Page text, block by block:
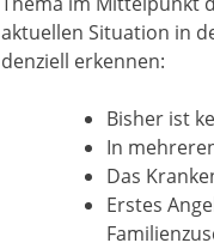
aktuellen Situation in
denziell erkennen:
Bisher ist
In
Das
Erstes